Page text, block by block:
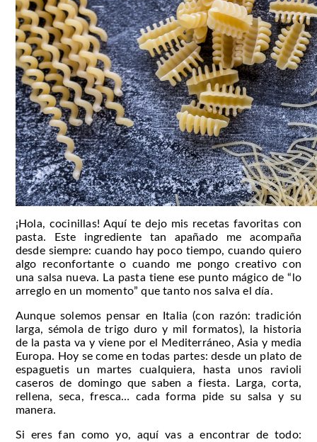
¡Hola, cocinillas! Aquí te dejo mis recetas favoritas con
pasta. Este ingrediente tan apañado me acompaña
desde siempre: cuando hay poco tiempo, cuando quiero
algo reconfortante o cuando me pongo creativo con
una salsa nueva. La pasta tiene ese punto mágico de “lo
arreglo en un momento” que tanto nos salva el día.
Aunque solemos pensar en Italia (con razón: tradición
larga, sémola de trigo duro y mil formatos), la historia
de la pasta va y viene por el Mediterráneo, Asia y media
Europa. Hoy se come en todas partes: desde un plato de
espaguetis un martes cualquiera, hasta unos ravioli
caseros de domingo que saben a fiesta. Larga, corta,
rellena, seca, fresca… cada forma pide su salsa y su
manera.
Si eres fan como yo, aquí vas a encontrar de todo: